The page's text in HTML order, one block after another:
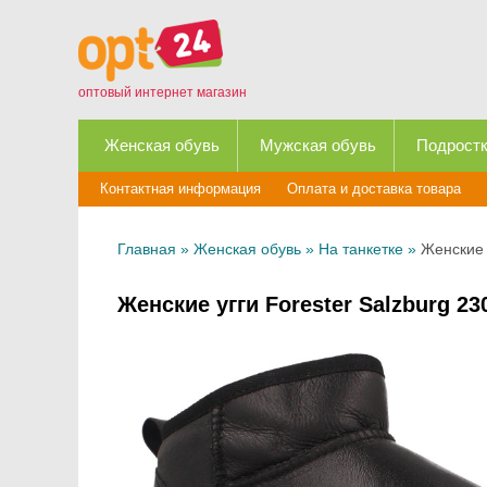
оптовый интернет магазин
Женская обувь Мужская обувь
Контактная информация Оплата и доставка товара
Главная » Женская обувь » На танкетке » Женские
Женские угги Forester Salzburg